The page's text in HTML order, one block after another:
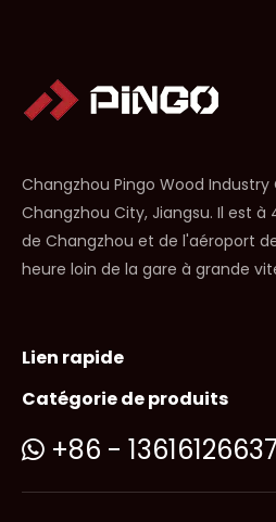
Changzhou Pingo Wood Industry
Changzhou City, Jiangsu. Il est
de Changzhou et de l'aéroport
heure loin de la gare à grande
Lien rapide
Catégorie de produits
 +86 - 13616126637